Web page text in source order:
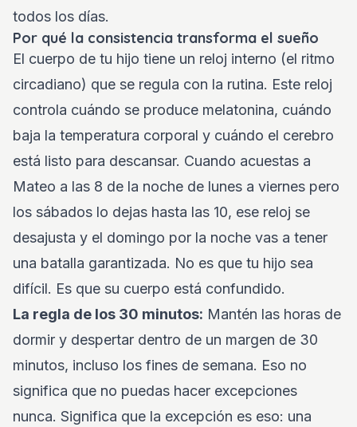
todos los días.
Por qué la consistencia transforma el sueño
El cuerpo de tu hijo tiene un reloj interno (el ritmo
circadiano) que se regula con la rutina. Este reloj
controla cuándo se produce melatonina, cuándo
baja la temperatura corporal y cuándo el cerebro
está listo para descansar. Cuando acuestas a
Mateo a las 8 de la noche de lunes a viernes pero
los sábados lo dejas hasta las 10, ese reloj se
desajusta y el domingo por la noche vas a tener
una batalla garantizada. No es que tu hijo sea
difícil. Es que su cuerpo está confundido.
La regla de los 30 minutos: Mantén las horas de
dormir y despertar dentro de un margen de 30
minutos, incluso los fines de semana. Eso no
significa que no puedas hacer excepciones
nunca. Significa que la excepción es eso: una